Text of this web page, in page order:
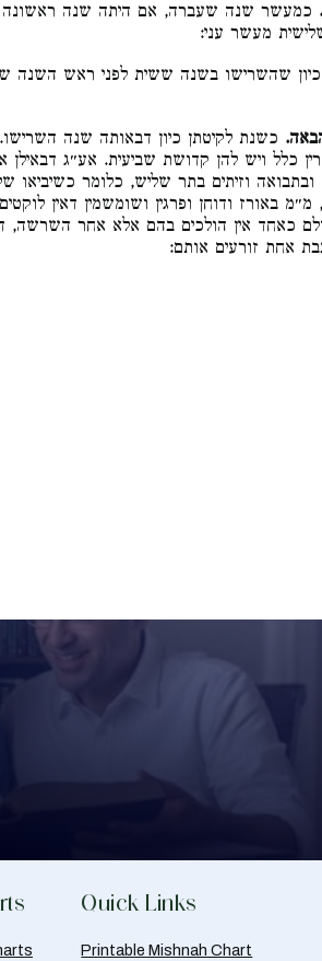
כמעשר שנה שעברה, אם היתה שנה ראשונה
מעשר עני:
כיון שהשרישו בשנה ששית לפני ראש השנה
כשנת לקיטתן כיון דבאותה שנה
כלל ויש להן קדושת שביעית. אע״ג דבאילן
ובתבואה וזיתים בתר שליש, כלומר כשיביאו
באורז ודוחן ופרגין ושומשמין דאין
כאחד אין הולכים בהם אלא אחר
אחת זורעים אותם:
Quick Links
Printable Mishnah Chart